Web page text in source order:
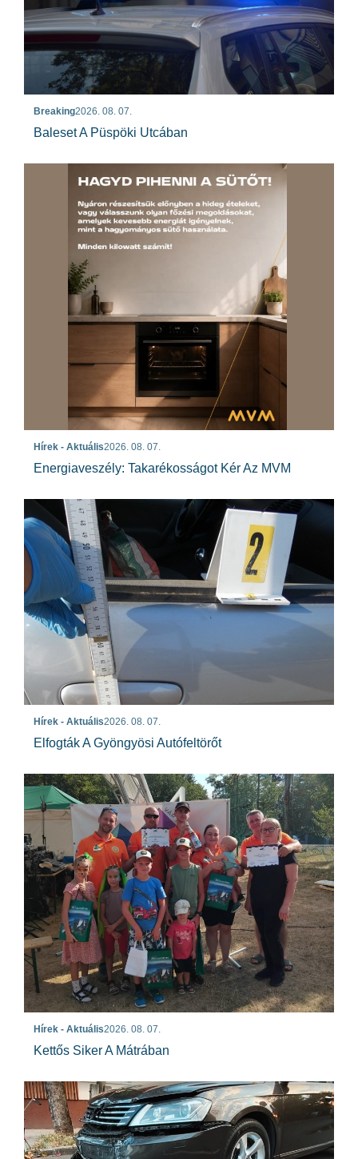
Breaking2026. 08. 07.
Baleset A Püspöki Utcában
Hírek - Aktuális2026. 08. 07.
Energiaveszély: Takarékosságot Kér Az MVM
Hírek - Aktuális2026. 08. 07.
Elfogták A Gyöngyösi Autófeltörőt
Hírek - Aktuális2026. 08. 07.
Kettős Siker A Mátrában